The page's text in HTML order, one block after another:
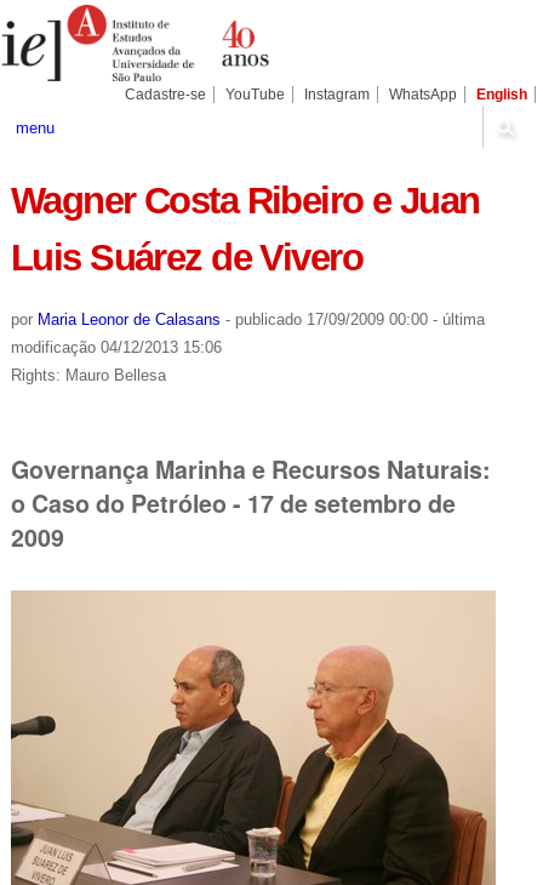
para
conteúdo.
Pessoais
Cadastre-se YouTube Instagram WhatsApp English
menu
Wagner Costa Ribeiro e Juan
Luis Suárez de Vivero
por Maria Leonor de Calasans - publicado17/09/2009 00:00 - última
modificação04/12/2013 15:06
Rights: Mauro Bellesa
Governança Marinha e Recursos Naturais:
o Caso do Petróleo - 17 de setembro de
2009